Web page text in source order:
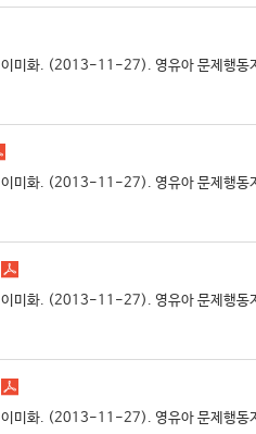
이미화. (2013-11-27). 영유아 문제행동
이미화. (2013-11-27). 영유아 문제행동
이미화. (2013-11-27). 영유아 문제행동
이미화. (2013-11-27). 영유아 문제행동